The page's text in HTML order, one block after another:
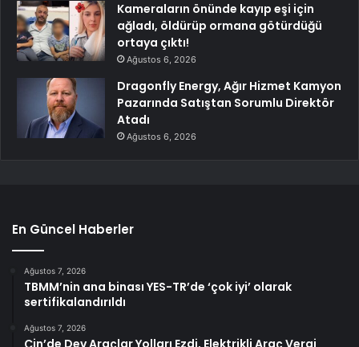
Kameraların önünde kayıp eşi için
ağladı, öldürüp ormana götürdüğü
ortaya çıktı!
Ağustos 6, 2026
Dragonfly Energy, Ağır Hizmet Kamyon
Pazarında Satıştan Sorumlu Direktör
Atadı
Ağustos 6, 2026
En Güncel Haberler
Ağustos 7, 2026
TBMM’nin ana binası YES-TR’de ‘çok iyi’ olarak
sertifikalandırıldı
Ağustos 7, 2026